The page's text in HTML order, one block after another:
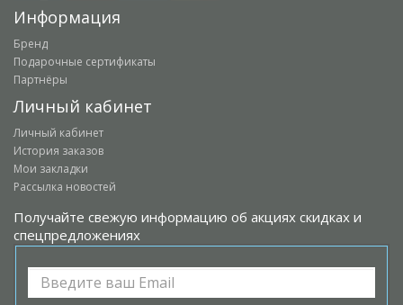
Информация
Бренд
Подарочные сертификаты
Партнёры
Личный кабинет
Личный кабинет
История заказов
Мои закладки
Рассылка новостей
Получайте свежую информацию об акциях скидках и
спецпредложениях